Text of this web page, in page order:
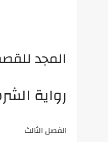
المجد
رواية
الفصل الثالث